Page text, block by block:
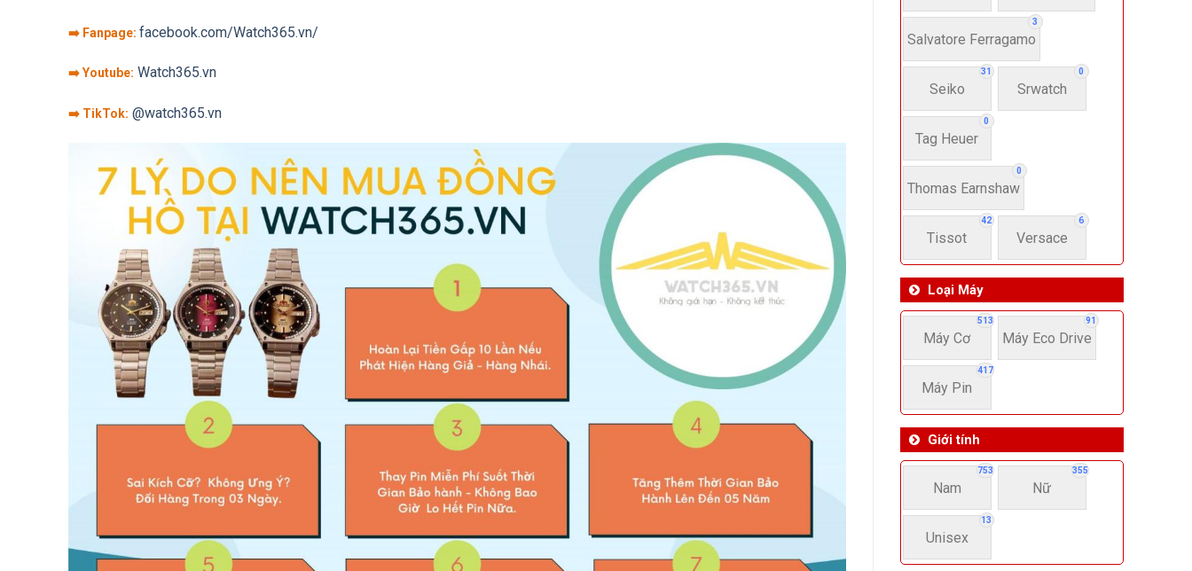
3
Salvatore Ferragamo
31
Seiko
0
Srwatch
0
Tag Heuer
0
Thomas Earnshaw
42
Tissot
6
Versace
Loại Máy
513
Máy Cơ
91
Máy Eco Drive
417
Máy Pin
Giới tính
753
Nam
355
Nữ
13
Unisex
➡️ Fanpage: facebook.com/Watch365.vn/
➡️ Youtube: Watch365.vn
➡️ TikTok: @watch365.vn